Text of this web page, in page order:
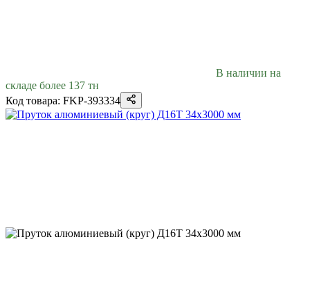
В наличии на
складе более 137 тн
Код товара: FKP-393334